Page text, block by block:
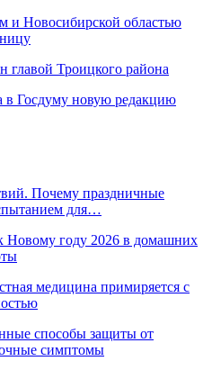
и Новосибирской областью
главой Троицкого района
в Госдуму новую редакцию
Почему праздничные
для…
Новому году 2026 в домашних
медицина примиряется с
способы защиты от
симптомы